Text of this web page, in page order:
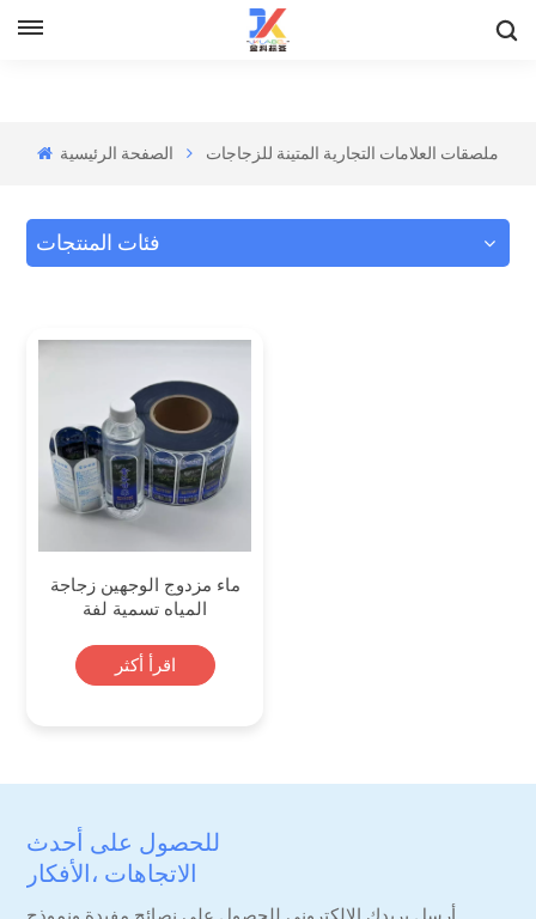
الصفحة الرئيسية ملصقات العلامات التجارية المتينة للزجاجات
فئات المنتجات
ماء مزدوج الوجهين زجاجة
المياه تسمية لفة
اقرأ أكثر
للحصول على أحدث
الاتجاهات ،الأفكار